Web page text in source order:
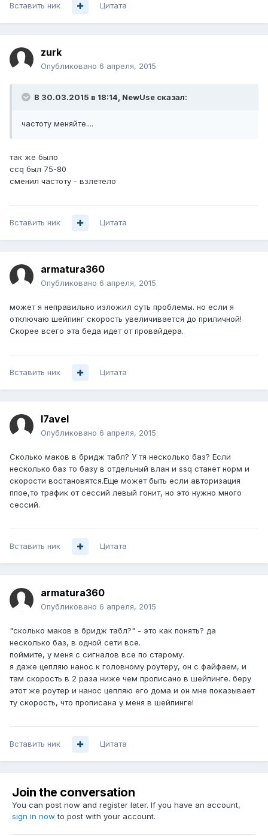
Вставить ник Цитата
zurk
Опубликовано 6 апреля, 2015
В 30.03.2015 в 18:14, NewUse сказал:
частоту меняйте....
так же было
ccq был 75-80
сменил частоту - взлетело
Вставить ник Цитата
armatura360
Опубликовано 6 апреля, 2015
может я неправильно изложил суть проблемы. но если я
отключаю шейпинг скорость увеличивается до приличной!
Скорее всего эта беда идет от провайдера.
Вставить ник Цитата
l7avel
Опубликовано 6 апреля, 2015
Сколько маков в бридж табл? У тя несколько баз? Если
несколько баз то базу в отдельный влан и ssq станет норм и
скорости востановятся.Еще может быть если авторизация
ппое,то трафик от сессий левый гонит, но это нужно много
сессий.
Вставить ник Цитата
armatura360
Опубликовано 6 апреля, 2015
"сколько маков в бридж табл?" - это как понять? да
несколько баз, в одной сети все.
поймите, у меня с сигналов все по старому.
я даже цепляю нанос к головному роутеру, он с файфаем, и
там скорость в 2 раза ниже чем прописано в шейпинге. беру
этот же роутер и нанос цепляю его дома и он мне показывает
ту скорость, что прописана у меня в шейпинге!
Вставить ник Цитата
Join the conversation
You can post now and register later. If you have an account,
sign in now to post with your account.